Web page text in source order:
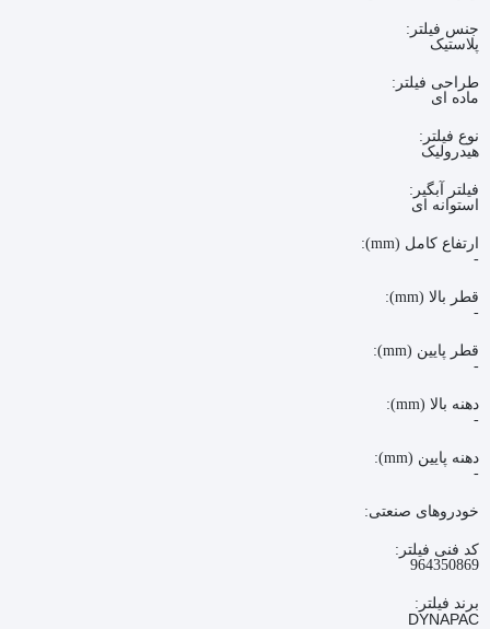
جنس فیلتر:
پلاستیک
طراحی فیلتر:
ماده ای
نوع فیلتر:
هیدرولیک
فیلتر آبگیر:
استوانه ای
ارتفاع کامل (mm):
-
قطر بالا (mm):
-
قطر پایین (mm):
-
دهنه بالا (mm):
-
دهنه پایین (mm):
-
خودروهای صنعتی:
کد فنی فیلتر:
964350869
برند فیلتر:
DYNAPAC